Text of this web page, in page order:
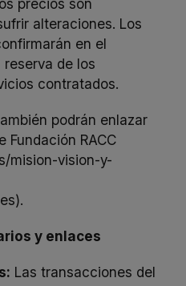
precios son
alteraciones. Los
en el
de los
contratados.
podrán enlazar
Fundación RACC
mision-vision-y-
).
y enlaces
Las transacciones del